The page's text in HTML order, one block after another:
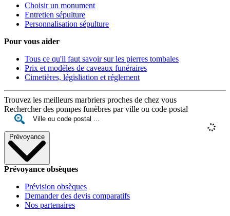
Choisir un monument
Entretien sépulture
Personnalisation sépulture
Pour vous aider
Tous ce qu'il faut savoir sur les pierres tombales
Prix et modèles de caveaux funéraires
Cimetières, législiation et réglement
Trouvez les meilleurs marbriers proches de chez vous
Rechercher des pompes funèbres par ville ou code postal
Prévoyance
Prévoyance obsèques
Prévision obsèques
Demander des devis comparatifs
Nos partenaires